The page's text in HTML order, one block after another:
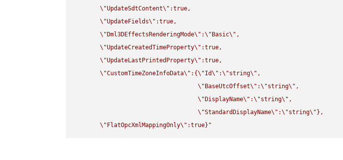
\"UpdateSdtContent\" :true,
\"UpdateFields\" :true,
\" Dml3DEffectsRenderingMode\" :\" Basic\" ,
\"UpdateCreatedTimeProperty\" :true,
\"UpdateLastPrintedProperty\" :true,
\"CustomTimeZoneInfoData\" :{\"Id\" :\"string\" ,
\" BaseUtcOffset\" :\"string\" ,
\" DisplayName\" :\"string\" ,
\"StandardDisplayName\" :\"string\" },
\" FlatOpcXmlMappingOnly\" :true}"